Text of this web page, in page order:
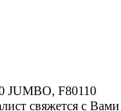
JUMBO, F80110
свяжется с